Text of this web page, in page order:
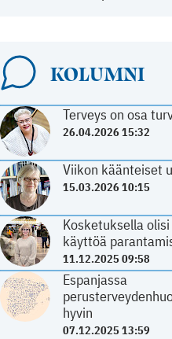
KOLUMNI
Terveys on osa
26.04.2026 15:32
Viikon käänteiset
15.03.2026 10:15
Kosketuksella
käyttöä
11.12.2025 09:58
Espanjassa
hyvin
07.12.2025 13:59